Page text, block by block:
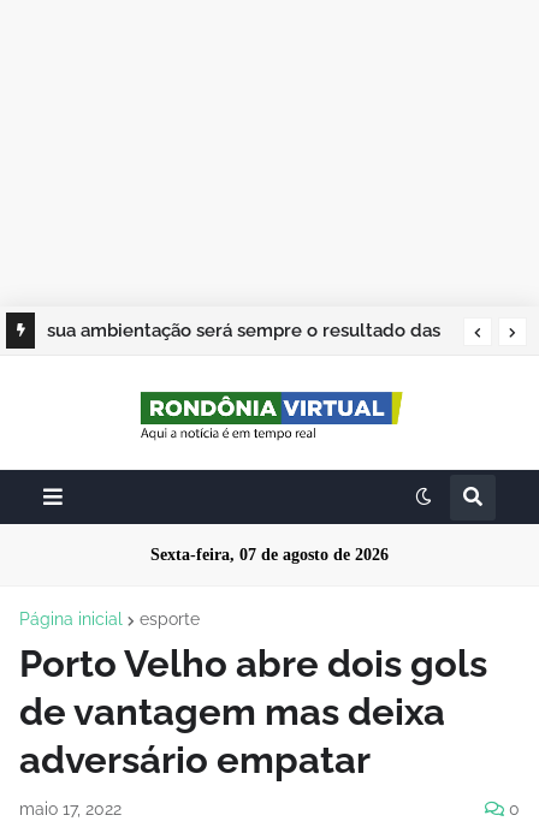
sua ambientação será sempre o resultado das
Sexta-feira, 07 de agosto de 2026
Página inicial esporte
Porto Velho abre dois gols
de vantagem mas deixa
adversário empatar
maio 17, 2022 0